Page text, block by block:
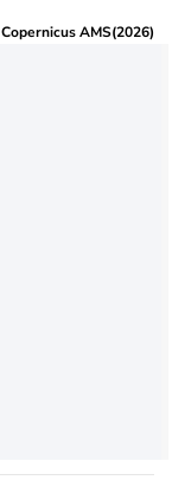
Copernicus AMS(2026)